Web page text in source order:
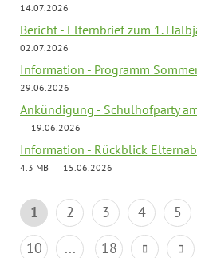
14.07.2026
Bericht - Elternbrief zum 1.
02.07.2026
Information - Programm
29.06.2026
Ankündigung - Schulhofparty
19.06.2026
Information - Rückblick
4.3 MB
15.06.2026
1 2 3 4 5
10
... 18